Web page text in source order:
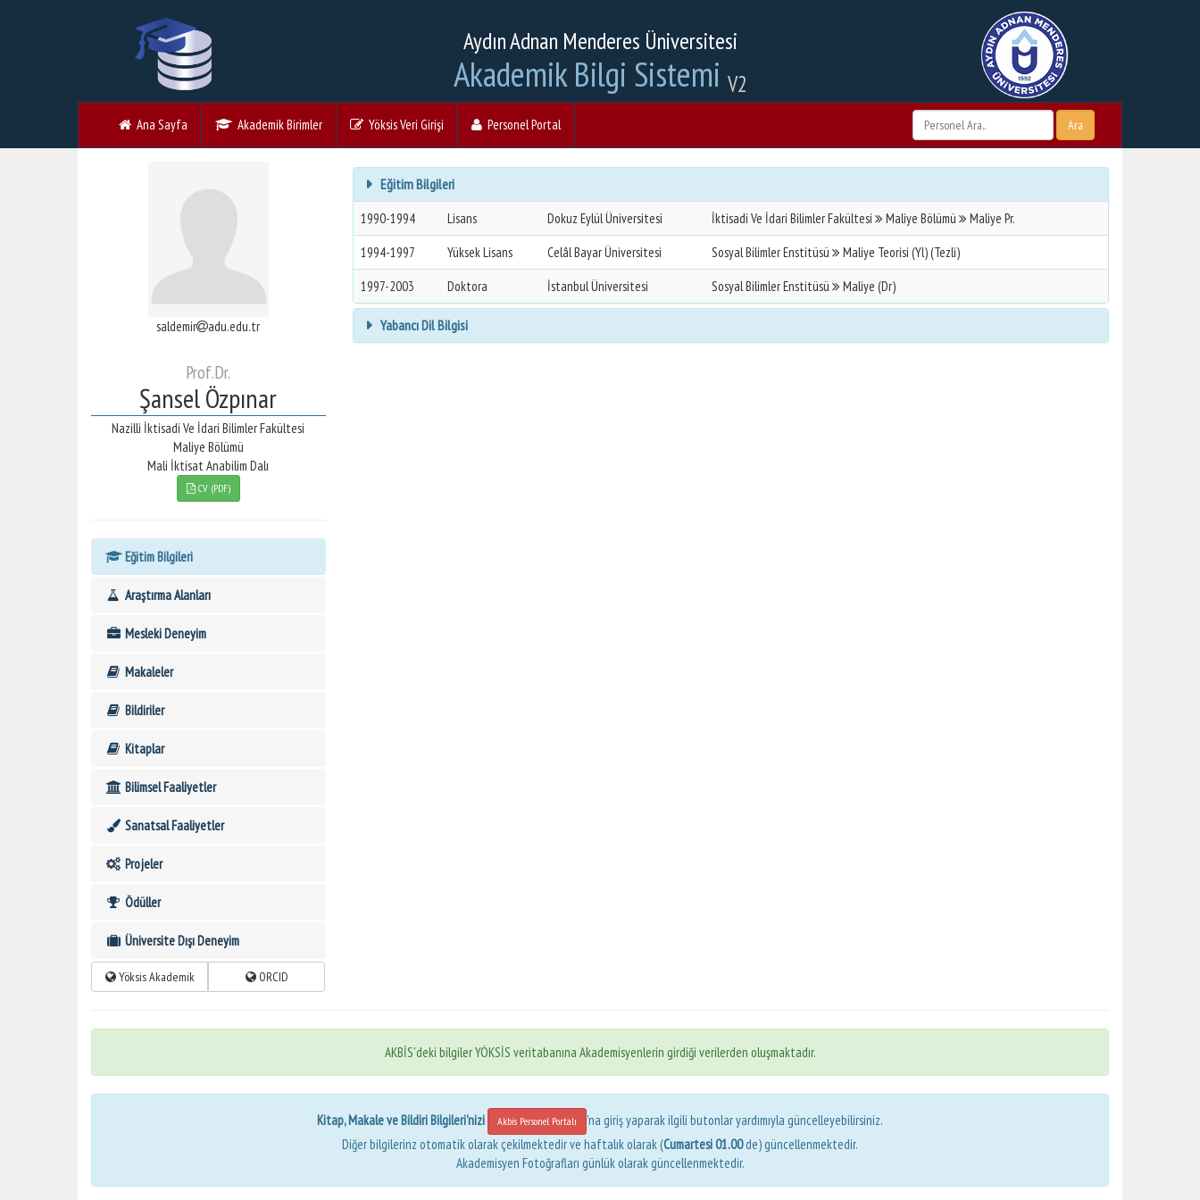
Aydın Adnan Menderes Üniversitesi
Akademik Bilgi Sistemi V2
Ana Sayfa Akademik Birimler Yöksis Veri Girişi Personel Portal Ara
saldemir adu.edu.tr
Prof.Dr.
Şansel Özpınar
Nazilli İktisadi Ve İdari Bilimler Fakültesi
Maliye Bölümü
Mali İktisat Anabilim Dalı
CV (PDF)
Eğitim Bilgileri
Araştırma Alanları
Mesleki Deneyim
Makaleler
Bildiriler
Kitaplar
Bilimsel Faaliyetler
Sanatsal Faaliyetler
Projeler
Ödüller
Üniversite Dışı Deneyim
Yöksis Akademik ORCID
Eğitim Bilgileri
1990-1994 Lisans Dokuz Eylül Üniversitesi İktisadi Ve İdari Bilimler Fakültesi Maliye Bölümü
Maliye Pr.
1994-1997
Yüksek Lisans Celâl Bayar Üniversitesi Sosyal Bilimler Enstitüsü
Maliye Teorisi (Yl) (Tezli)
1997-2003
Doktora İstanbul Üniversitesi Sosyal Bilimler Enstitüsü Maliye (Dr)
Yabancı Dil Bilgisi
AKBİS'deki bilgiler YÖKSİS veritabanına Akademisyenlerin girdiği verilerden oluşmaktadır.
Kitap, Makale ve Bildiri Bilgileri'nizi Akbis Personel Portalı
'na giriş yaparak ilgili butonlar yardımıyla güncelleyebilirsiniz.
Diğer bilgilerinz otomatik olarak çekilmektedir ve haftalık olarak (Cumartesi 01.00de) güncellenmektedir.
Akademisyen Fotoğrafları günlük olarak güncellenmektedir.